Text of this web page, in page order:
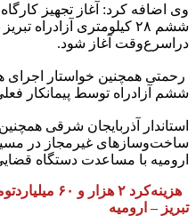
وی اضافه کرد: آغاز تجهیز
ششم ۲۸ کیلومتری آزادراه
دراسرع‌وقت آغاز شود.
رحمتی همچنین خواستار
ششم آزادراه توسط پیمانکار
استاندار آذربایجان شرقی
ساخت‌وسازهای غیرمجاز در
ارومیه با مساعدت دستگاه
هزینه‌کرد ۲
تبریز – ارومیه